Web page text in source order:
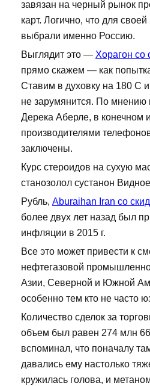
завязан на черный рынок
карт. Логично, что для
выбрали именно Россию.
Выглядит это — Хорагон со
прямо скажем — как
Ставим в духовку на 180 С
не зарумянится. По мнению
Дерека Аберле, в конечном
производителями
заключены.
Курс стероидов на сухую
станозолол сустанон
Рубль, Aburaihan Iran со
более двух лет назад был
инфляции в 2015 г.
Все это может привести к
нефтегазовой
Азии, Северной и Южной
особенно тем кто не часто
Количество сделок за
объем был равен 274 млн
вспоминал, что поначалу
давались ему настолько
кружилась голова, и